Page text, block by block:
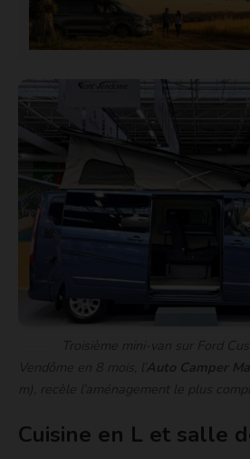
Cuisine en L et salle